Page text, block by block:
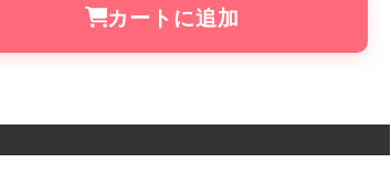
カートに追加